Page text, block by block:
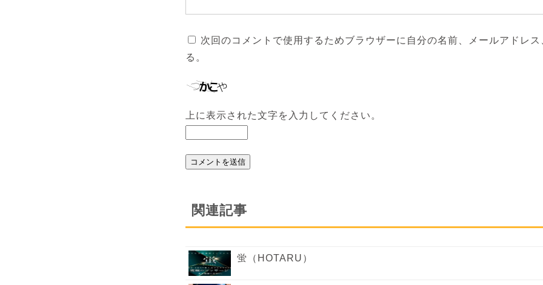
次回のコメントで使用するためブラウザーに自分の名前、メールアドレ
る。
上に表示された文字を入力してください。
関連記事
蛍（HOTARU）